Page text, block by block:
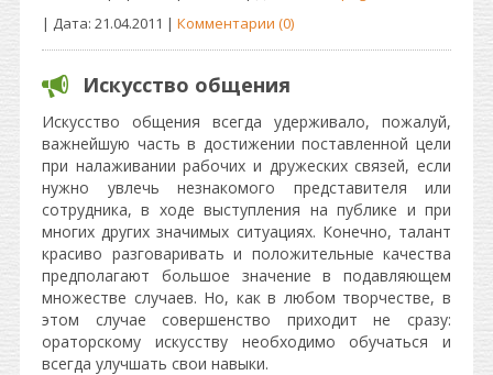
| Дата: 21.04.2011 | Комментарии (0)
Искусство общения
Искусство общения всегда удерживало, пожалуй,
важнейшую часть в достижении поставленной цели
при налаживании рабочих и дружеских связей, если
нужно увлечь незнакомого представителя или
сотрудника, в ходе выступления на публике и при
многих других значимых ситуациях. Конечно, талант
красиво разговаривать и положительные качества
предполагают большое значение в подавляющем
множестве случаев. Но, как в любом творчестве, в
этом случае совершенство приходит не сразу:
ораторскому искусству необходимо обучаться и
всегда улучшать свои навыки.